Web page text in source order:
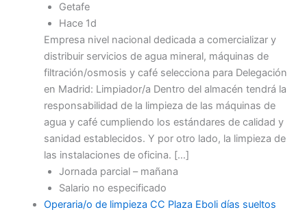
Getafe
Hace 1d
Empresa nivel nacional dedicada a comercializar y
distribuir servicios de agua mineral, máquinas de
filtración/osmosis y café selecciona para Delegación
en Madrid: Limpiador/a Dentro del almacén tendrá la
responsabilidad de la limpieza de las máquinas de
agua y café cumpliendo los estándares de calidad y
sanidad establecidos. Y por otro lado, la limpieza de
las instalaciones de oficina. […]
Jornada parcial – mañana
Salario no especificado
Operaria/o de limpieza CC Plaza Eboli días sueltos